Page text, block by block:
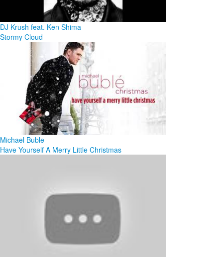
DJ Krush feat. Ken Shima
Stormy Cloud
Michael Buble
Have Yourself A Merry Little Christmas